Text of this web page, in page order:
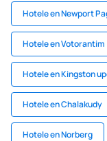
Hotele en Newport
Hotele en Votorantim
Hotele en Kingston
Hotele en Chalakudy
Hotele en Norberg